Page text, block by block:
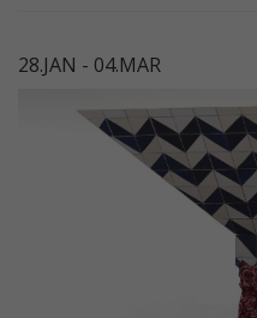
28.JAN - 04.MAR